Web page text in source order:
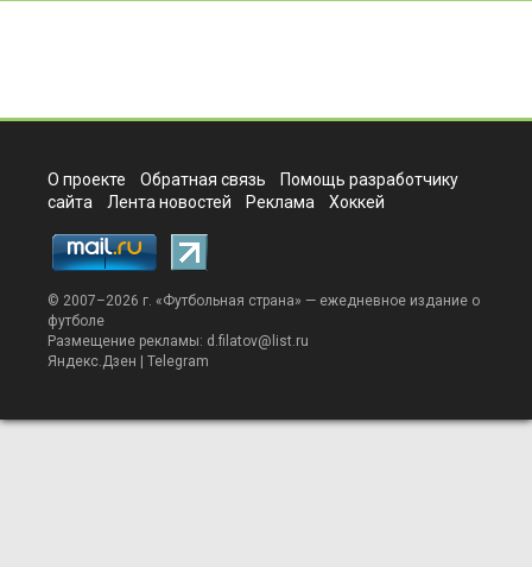
О проекте Обратная связь
Помощь разработчику
сайта
Лента новостей Реклама Хоккей
© 2007–2026 г. «Футбольная страна» — ежедневное издание о
футболе
Размещение рекламы: d.filatov@list.ru
Яндекс.Дзен
Telegram